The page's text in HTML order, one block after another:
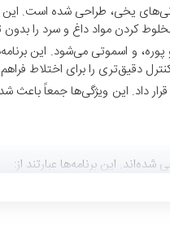
کردن مواد داغ و سرد را
و اسموتی می‌شود. این